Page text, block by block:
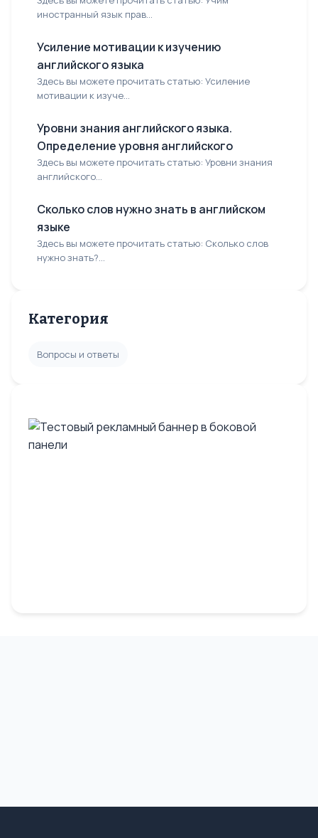
иностранный язык прав...
Усиление мотивации к изучению
английского языка
Здесь вы можете прочитать статью: Усиление
мотивации к изуче...
Уровни знания английского языка.
Определение уровня английского
Здесь вы можете прочитать статью: Уровни знания
английского...
Сколько слов нужно знать в английском
языке
Здесь вы можете прочитать статью: Сколько слов
нужно знать?...
Категория
Вопросы и ответы